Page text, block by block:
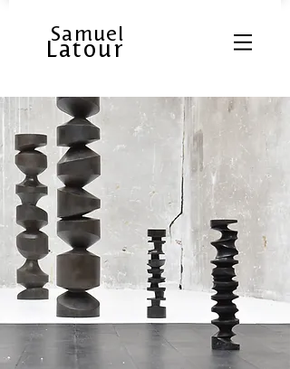
Samuel
Latour